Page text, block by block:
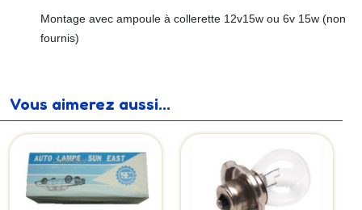
Montage avec ampoule à collerette 12v15w ou 6v 15w (non
fournis)
Vous aimerez aussi...